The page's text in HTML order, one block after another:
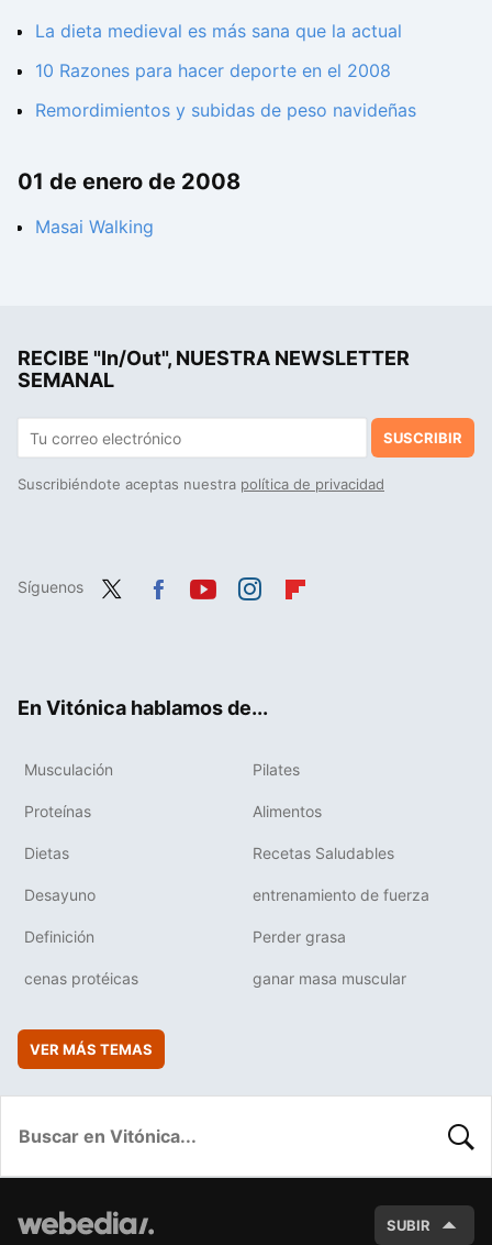
La dieta medieval es más sana que la actual
10 Razones para hacer deporte en el 2008
Remordimientos y subidas de peso navideñas
01 de enero de 2008
Masai Walking
RECIBE "In/Out", NUESTRA NEWSLETTER
SEMANAL
SUSCRIBIR
Suscribiéndote aceptas nuestra política de privacidad
Síguenos
En Vitónica hablamos de...
Musculación Pilates
Proteínas Alimentos
Dietas Recetas Saludables
Desayuno entrenamiento de fuerza
Definición Perder grasa
cenas protéicas ganar masa muscular
VER MÁS TEMAS
SUBIR